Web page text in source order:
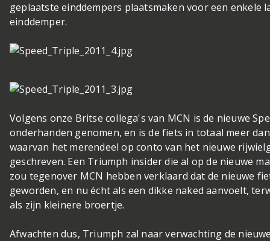
geplaatste einddempers plaatsmaken voor een enkele
einddemper.
Volgens onze Britse collega's van MCN is de nieuwe
onderhanden genomen, en is de fiets in totaal meer
waarvan het merendeel op conto van het nieuwe
geschreven. Een Triumph insider die al op de nieuwe
zou tegenover MCN hebben verklaard dat de nieuwe
geworden, en nu écht als een dikke naked aanvoelt,
als zijn kleinere broertje.
Afwachten dus, Triumph zal naar verwachting de